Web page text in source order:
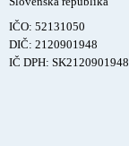
IČO: 52131050
DIČ: 2120901948
IČ DPH: SK2120901948